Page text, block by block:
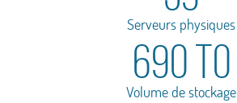
Serveurs physiques
Volume de stockage
736 To